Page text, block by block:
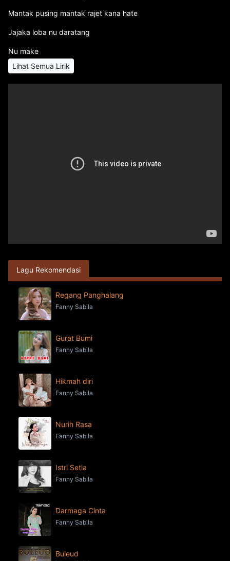
Mantak pusing mantak rajet kana hate
Jajaka loba nu daratang
Nu make
Lihat Semua Lirik
Lagu Rekomendasi
Regang Panghalang
Fanny Sabila
Gurat Bumi
Fanny Sabila
Hikmah diri
Fanny Sabila
Nurih Rasa
Fanny Sabila
Istri Setia
Fanny Sabila
Darmaga Cinta
Fanny Sabila
Buleud